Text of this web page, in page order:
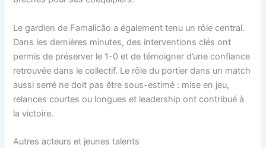
Le gardien de Famalicão a également tenu un rôle central.
Dans les dernières minutes, des interventions clés ont
permis de préserver le 1-0 et de témoigner d’une confiance
retrouvée dans le collectif. Le rôle du portier dans un match
aussi serré ne doit pas être sous-estimé : mise en jeu,
relances courtes ou longues et leadership ont contribué à
la victoire.
Autres acteurs et jeunes talents